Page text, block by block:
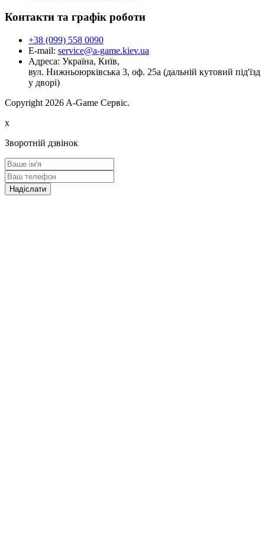
Контакти та графік роботи
+38 (099) 558 0090
E-mail: service@a-game.kiev.ua
Адреса: Україна, Київ,
вул. Нижньоюрківська 3, оф. 25а (дальній кутовий під'їзд
у дворі)
Copyright 2026 A-Game Сервіс.
x
Зворотній дзвінок
Надіслати